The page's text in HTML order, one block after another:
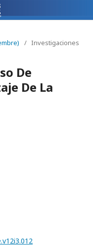
/ Investigaciones
De
De La